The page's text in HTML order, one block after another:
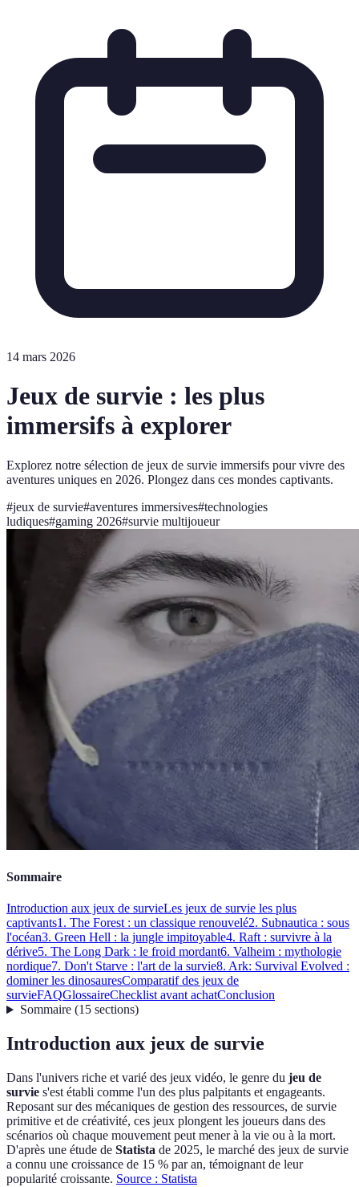
14 mars 2026
Jeux de survie : les plus
immersifs à explorer
Explorez notre sélection de jeux de survie immersifs pour vivre des
aventures uniques en 2026. Plongez dans ces mondes captivants.
#jeux de survie#aventures immersives#technologies
ludiques#gaming 2026#survie multijoueur
Sommaire
Introduction aux jeux de survieLes jeux de survie les plus
captivants1. The Forest : un classique renouvelé2. Subnautica : sous
l'océan3. Green Hell : la jungle impitoyable4. Raft : survivre à la
dérive5. The Long Dark : le froid mordant6. Valheim : mythologie
nordique7. Don't Starve : l'art de la survie8. Ark: Survival Evolved :
dominer les dinosauresComparatif des jeux de
survieFAQGlossaireChecklist avant achatConclusion
Sommaire(15 sections)
Introduction aux jeux de survie
Dans l'univers riche et varié des jeux vidéo, le genre du jeu de
survie s'est établi comme l'un des plus palpitants et engageants.
Reposant sur des mécaniques de gestion des ressources, de survie
primitive et de créativité, ces jeux plongent les joueurs dans des
scénarios où chaque mouvement peut mener à la vie ou à la mort.
D'après une étude de Statista de 2025, le marché des jeux de survie
a connu une croissance de 15 % par an, témoignant de leur
popularité croissante. Source : Statista